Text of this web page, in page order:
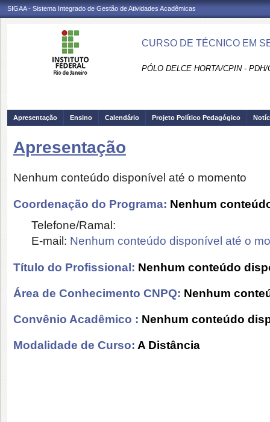
SIGAA - Sistema Integrado de Gestão de Atividades Acadêmicas
CURSO DE TÉCNICO EM
PÓLO DELCE HORTA/CPIN - PDH/
Apresentação Ensino Calendário Projeto Político Pedagógico
Apresentação
Nenhum conteúdo disponível até o momento
Coordenação do Programa: Nenhum
Telefone/Ramal:
E-mail: Nenhum conteúdo disponível até o
Título do Profissional: Nenhum conteúdo
Área de Conhecimento CNPQ: Nenhum
Convênio Acadêmico : Nenhum conteúdo
Modalidade de Curso: A Distância